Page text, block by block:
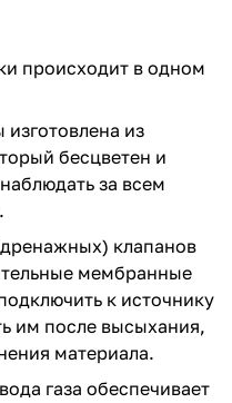
происходит в одном
из
бесцветен и
за всем
клапанов
мембранные
к источнику
им после высыхания,
материала.
газа обеспечивает